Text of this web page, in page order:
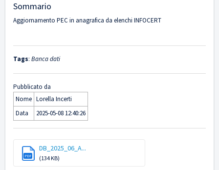
Sommario
Aggiornamento PEC in anagrafica da elenchi INFOCERT
Tags: Banca dati
Pubblicato da
Nome Lorella Incerti
Data
2025-05-08 12:40:26
PDF
DB_2025_06_A...
(134 KB)